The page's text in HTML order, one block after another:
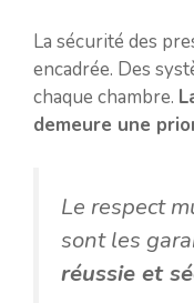
La sécurité des
encadrée. Des
chaque chambre.
demeure une
Le respect
sont les
réussie et